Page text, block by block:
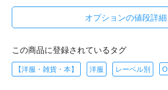
オプションの値段詳細
この商品に登録されているタグ
【洋服・雑貨・本】 洋服 レーベル別 O